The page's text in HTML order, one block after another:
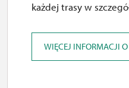
każdej trasy w
WIĘCEJ INFORMACJI